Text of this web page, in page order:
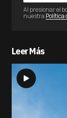
Al presionar el
nuestra Política
Leer Más